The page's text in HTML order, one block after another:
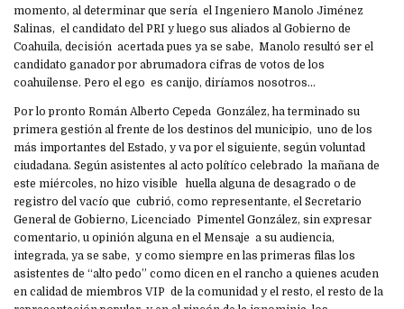
momento, al determinar que sería el Ingeniero Manolo Jiménez
Salinas, el candidato del PRI y luego sus aliados al Gobierno de
Coahuila, decisión acertada pues ya se sabe, Manolo resultó ser el
candidato ganador por abrumadora cifras de votos de los
coahuilense. Pero el ego es canijo, diríamos nosotros…
Por lo pronto Román Alberto Cepeda González, ha terminado su
primera gestión al frente de los destinos del municipio, uno de los
más importantes del Estado, y va por el siguiente, según voluntad
ciudadana. Según asistentes al acto polítíco celebrado la mañana de
este miércoles, no hizo visible huella alguna de desagrado o de
registro del vacío que cubrió, como representante, el Secretario
General de Gobierno, Licenciado Pimentel González, sin expresar
comentario, u opinión alguna en el Mensaje a su audiencia,
integrada, ya se sabe, y como siempre en las primeras filas los
asistentes de “alto pedo” como dicen en el rancho a quienes acuden
en calidad de miembros VIP de la comunidad y el resto, el resto de la